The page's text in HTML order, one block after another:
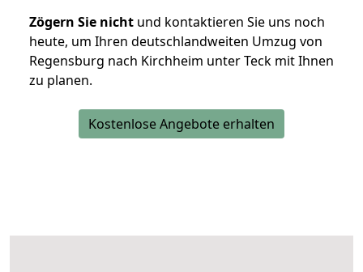
Zögern Sie nicht und kontaktieren Sie uns noch
heute, um Ihren deutschlandweiten Umzug von
Regensburg nach Kirchheim unter Teck mit Ihnen
zu planen.
Kostenlose Angebote erhalten